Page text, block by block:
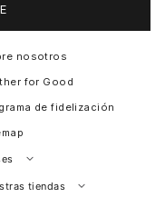
nosotros
for Good
de fidelización
tiendas